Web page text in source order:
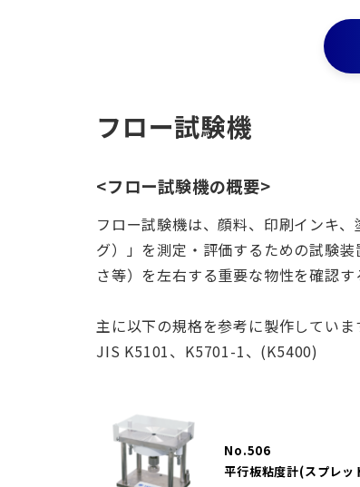
フロー試験機
<フロー試験機の概要>
フロー試験機は、顔料、印刷インキ
グ）」を測定・評価するための試験
さ等）を左右する重要な物性を確認す
主に以下の規格を参考に製作していま
JIS K5101、K5701-1、(K5400)
No.506
平行板粘度計(スプレッ